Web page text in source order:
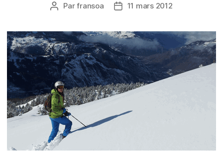
Auteur
Parfransoa
Date11 mars 2012